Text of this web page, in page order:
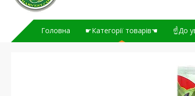
Головна ☛Категорії товарів☚ ☝До